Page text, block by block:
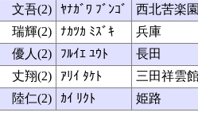
文吾(2) ﾔﾅｶﾞﾜ ﾌﾞﾝｺﾞ
西北苦楽
瑞輝(2) ﾅｶﾂｶ ﾐｽﾞｷ
兵庫
優人(2) ﾌﾙｲｴ ﾕｳﾄ
長田
丈翔(2) ｱﾘｲ ﾀｹﾄ
三田祥雲
陸仁(2) ｶｲ ﾘｸﾄ 姫路